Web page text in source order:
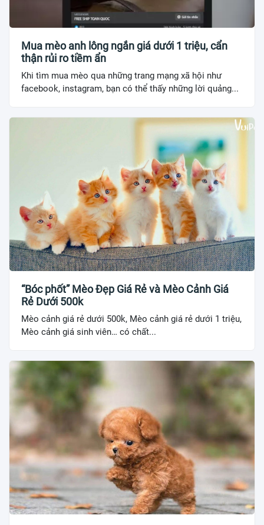
Mua mèo anh lông ngắn giá dưới 1 triệu, cẩn
thận rủi ro tiềm ẩn
Khi tìm mua mèo qua những trang mạng xã hội như
facebook, instagram, bạn có thể thấy những lời quảng...
“Bóc phốt” Mèo Đẹp Giá Rẻ và Mèo Cảnh Giá
Rẻ Dưới 500k
Mèo cảnh giá rẻ dưới 500k, Mèo cảnh giá rẻ dưới 1 triệu,
Mèo cảnh giá sinh viên… có chất...